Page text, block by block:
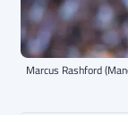
Marcus Rashford